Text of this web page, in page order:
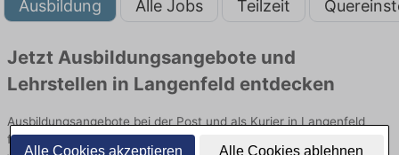
Alle Cookies akzeptieren Alle Cookies ablehnen
Ausbildung Alle Jobs Teilzeit
Jetzt Ausbildungsangebote und
Lehrstellen in Langenfeld entdecken
Ausbildungsangebote bei der Post und als Kurier in Langenfeld
finden Sie von namhaften Firmen. Entdecken Sie freie Optionen